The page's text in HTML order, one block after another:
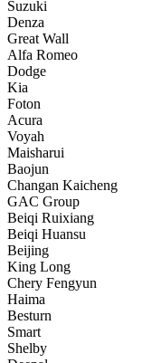
Suzuki
Denza
Great Wall
Alfa Romeo
Dodge
Kia
Foton
Acura
Voyah
Maisharui
Baojun
Changan Kaicheng
GAC Group
Beiqi Ruixiang
Beiqi Huansu
Beijing
King Long
Chery Fengyun
Haima
Besturn
Smart
Shelby